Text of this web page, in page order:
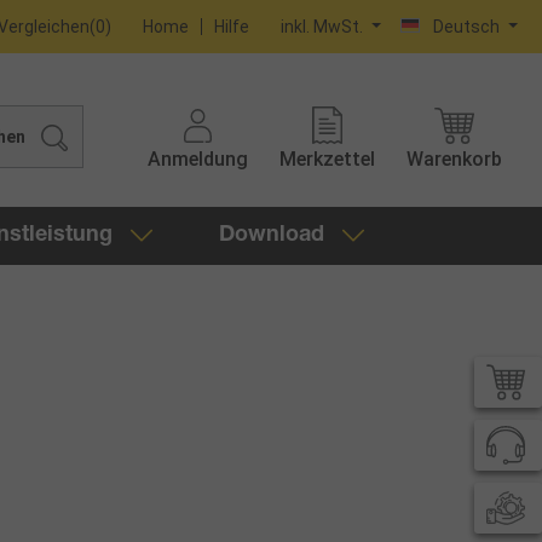
(0) Home Hilfe inkl. MwSt. Deutsch
Anmeldung Merkzettel Warenkorb
Download